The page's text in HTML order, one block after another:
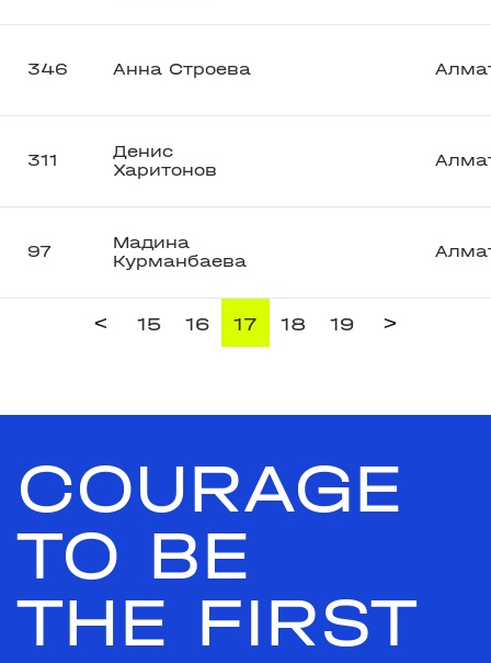
346 Анна Строева
311
Денис
Харитонов
97
Мадина
Курманбаева
< 15 16 17 18 19 >
COURAGE
TO BE
THE FIRST